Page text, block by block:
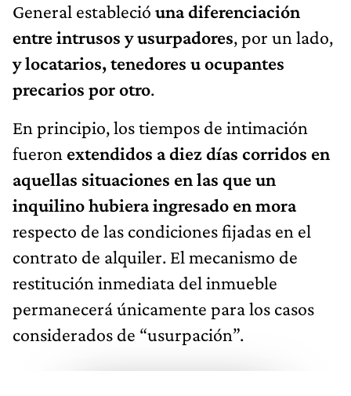
General estableció una diferenciación
entre intrusos y usurpadores, por un lado,
y locatarios, tenedores u ocupantes
precarios por otro.
En principio, los tiempos de intimación
fueron extendidos a diez días corridos en
aquellas situaciones en las que un
inquilino hubiera ingresado en mora
respecto de las condiciones fijadas en el
contrato de alquiler. El mecanismo de
restitución inmediata del inmueble
permanecerá únicamente para los casos
considerados de “usurpación”.